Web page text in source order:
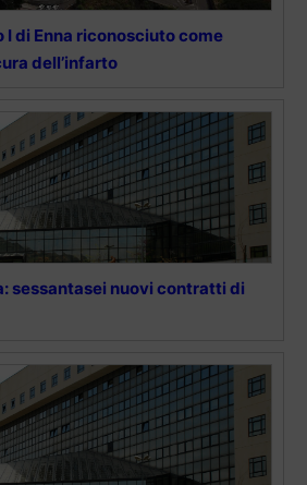
I di Enna riconosciuto come
dell’infarto
sessantasei nuovi contratti di